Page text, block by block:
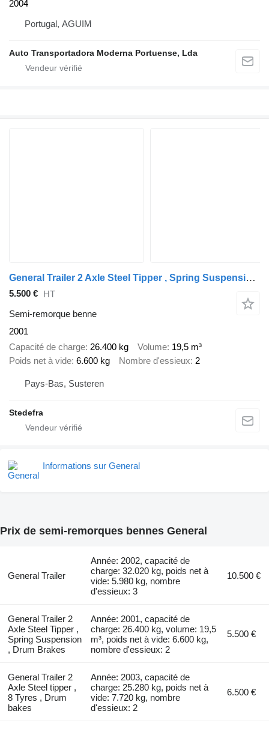
2004
Portugal, AGUIM
Auto Transportadora Moderna Portuense, Lda
General Trailer 2 Axle Steel Tipper , Spring Suspension , Drum Brakes
5.500 € HT
Semi-remorque benne
2001
Capacité de charge 26.400 kg Volume 19,5 m³
Poids net à vide 6.600 kg Nombre d'essieux 2
Pays-Bas, Susteren
Stedefra
Informations sur General
Prix de semi-remorques bennes General
General Trailer
Année: 2002, capacité de
charge: 32.020 kg, poids net à
vide: 5.980 kg, nombre
d'essieux: 3
10.500 €
General Trailer 2
Axle Steel Tipper ,
Spring Suspension
, Drum Brakes
Année: 2001, capacité de
charge: 26.400 kg, volume: 19,5
m³, poids net à vide: 6.600 kg,
nombre d'essieux: 2
5.500 €
General Trailer 2
Axle Steel tipper ,
8 Tyres , Drum
bakes
Année: 2003, capacité de
charge: 25.280 kg, poids net à
vide: 7.720 kg, nombre
d'essieux: 2
6.500 €